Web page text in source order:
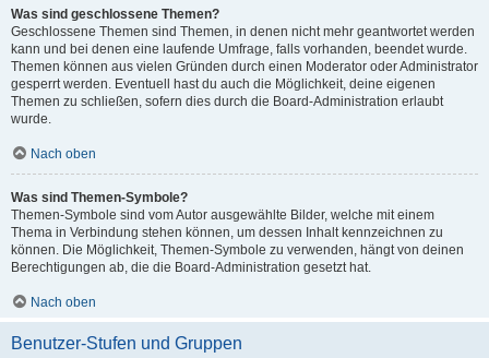
Was sind geschlossene Themen?
Geschlossene Themen sind Themen, in denen nicht mehr geantwortet werden
kann und bei denen eine laufende Umfrage, falls vorhanden, beendet wurde.
Themen können aus vielen Gründen durch einen Moderator oder Administrator
gesperrt werden. Eventuell hast du auch die Möglichkeit, deine eigenen
Themen zu schließen, sofern dies durch die Board-Administration erlaubt
wurde.
Nach oben
Was sind Themen-Symbole?
Themen-Symbole sind vom Autor ausgewählte Bilder, welche mit einem
Thema in Verbindung stehen können, um dessen Inhalt kennzeichnen zu
können. Die Möglichkeit, Themen-Symbole zu verwenden, hängt von deinen
Berechtigungen ab, die die Board-Administration gesetzt hat.
Nach oben
Benutzer-Stufen und Gruppen